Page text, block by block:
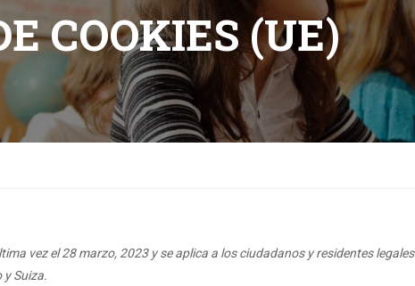
COOKIES (UE)
vez el 28 marzo, 2023 y se aplica a los ciudadanos y residentes legales
y Suiza.